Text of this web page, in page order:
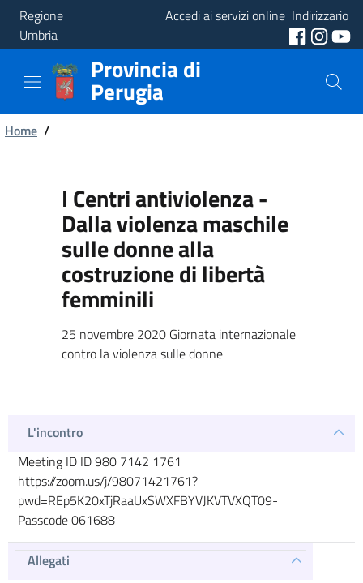
Regione
Umbria
Accedi ai servizi online Indirizzario
Provincia
Aree
Tematiche
Provincia di
Perugia
Briciole
Home /
I Centri antiviolenza -
Dalla violenza maschile
sulle donne alla
costruzione di libertà
femminili
25 novembre 2020 Giornata internazionale
contro la violenza sulle donne
L'incontro
Meeting ID ID 980 7142 1761
https://zoom.us/j/98071421761?
pwd=REp5K20xTjRaaUxSWXFBYVJKVTVXQT09-
Passcode 061688
Allegati